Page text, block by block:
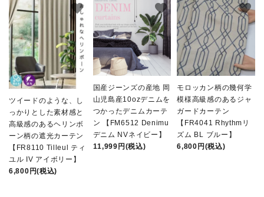
ツイードのような、し
っかりとした素材感と
高級感のあるヘリンボ
ーン柄の遮光カーテン
【FR8110 Tilleul ティ
ユル IV アイボリー】
6,800円(税込)
favorite
国産ジーンズの産地 岡
山児島産10ozデニムを
つかったデニムカーテ
ン 【FM6512 Denimu
デニム NVネイビー】
11,999円(税込)
favorite
モロッカン柄の幾何学
模様高級感のあるジャ
ガードカーテン
【FR4041 Rhythmリ
ズム BL ブルー】
6,800円(税込)
favorite